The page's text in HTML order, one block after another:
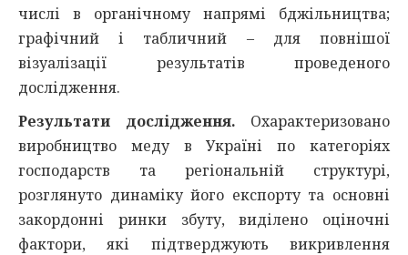
числі в органічному напрямі бджільництва;
графічний і табличний – для повнішої
візуалізації результатів проведеного
дослідження.
Результати дослідження. Охарактеризовано
виробництво меду в Україні по категоріях
господарств та регіональній структурі,
розглянуто динаміку його експорту та основні
закордонні ринки збуту, виділено оціночні
фактори, які підтверджують викривлення